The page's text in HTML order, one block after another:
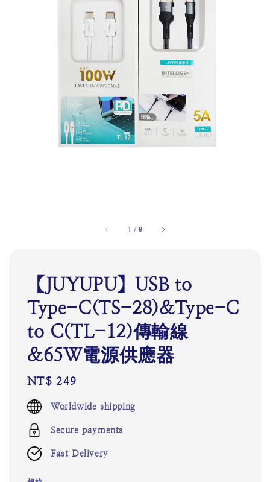
1 /8
【JUYUPU】USB to
Type-C(TS-28)&Type-C
to C(TL-12)傳輸線
&65W電源供應器
Regular
price
NT$ 249
Worldwide shipping
Secure payments
Fast Delivery